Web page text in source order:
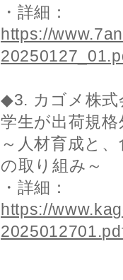
・詳細：
https://
◆3. カゴメ株式
学生が出荷規
～人材育成と
の取り組み～
・詳細：
https://